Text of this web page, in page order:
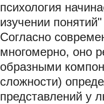
психология
изучении
Согласно
многомерно, оно
образными
сложности)
представлений у